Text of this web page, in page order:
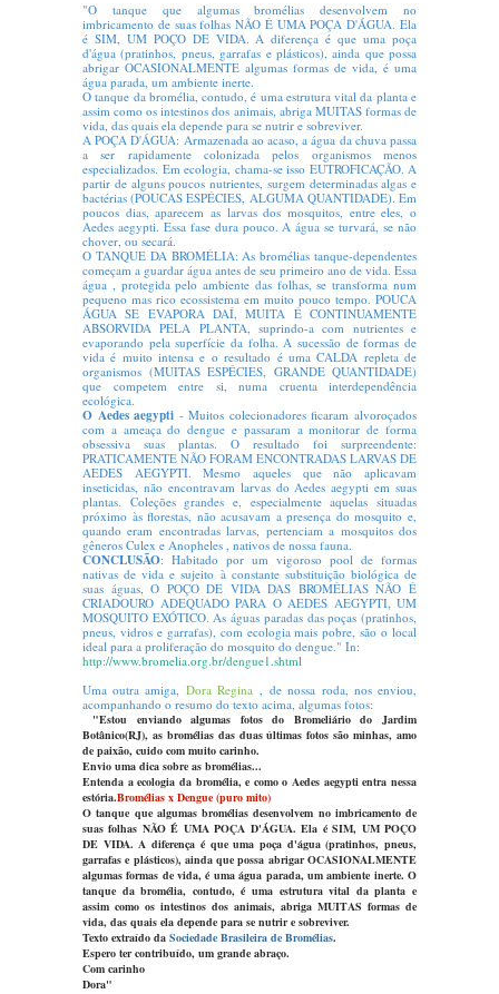
"O tanque que algumas bromélias desenvolvem no
imbricamento de suas folhas NÃO É UMA POÇA D'ÁGUA. Ela
é SIM, UM POÇO DE VIDA. A diferença é que uma poça
d'água (pratinhos, pneus, garrafas e plásticos), ainda que possa
abrigar OCASIONALMENTE algumas formas de vida, é uma
água parada, um ambiente inerte.
O tanque da bromélia, contudo, é uma estrutura vital da planta e
assim como os intestinos dos animais, abriga MUITAS formas de
vida, das quais ela depende para se nutrir e sobreviver.
A POÇA D'ÁGUA: Armazenada ao acaso, a água da chuva passa
a ser rapidamente colonizada pelos organismos menos
especializados. Em ecologia, chama-se isso EUTROFICAÇÃO. A
partir de alguns poucos nutrientes, surgem determinadas algas e
bactérias (POUCAS ESPÉCIES, ALGUMA QUANTIDADE). Em
poucos dias, aparecem as larvas dos mosquitos, entre eles, o
Aedes aegypti. Essa fase dura pouco. A água se turvará, se não
chover, ou secará.
O TANQUE DA BROMÉLIA: As bromélias tanque-dependentes
começam a guardar água antes de seu primeiro ano de vida. Essa
água , protegida pelo ambiente das folhas, se transforma num
pequeno mas rico ecossistema em muito pouco tempo. POUCA
ÁGUA SE EVAPORA DAÍ, MUITA É CONTINUAMENTE
ABSORVIDA PELA PLANTA, suprindo-a com nutrientes e
evaporando pela superfície da folha. A sucessão de formas de
vida é muito intensa e o resultado é uma CALDA repleta de
organismos (MUITAS ESPÉCIES, GRANDE QUANTIDADE)
que competem entre si, numa cruenta interdependência
ecológica.
O Aedes aegypti - Muitos colecionadores ficaram alvoroçados
com a ameaça do dengue e passaram a monitorar de forma
obsessiva suas plantas. O resultado foi surpreendente:
PRATICAMENTE NÃO FORAM ENCONTRADAS LARVAS DE
AEDES AEGYPTI. Mesmo aqueles que não aplicavam
inseticidas, não encontravam larvas do Aedes aegypti em suas
plantas. Coleções grandes e, especialmente aquelas situadas
próximo às florestas, não acusavam a presença do mosquito e,
quando eram encontradas larvas, pertenciam a mosquitos dos
gêneros Culex e Anopheles , nativos de nossa fauna.
CONCLUSÃO: Habitado por um vigoroso pool de formas
nativas de vida e sujeito à constante substituição biológica de
suas águas, O POÇO DE VIDA DAS BROMÉLIAS NÃO É
CRIADOURO ADEQUADO PARA O AEDES AEGYPTI, UM
MOSQUITO EXÓTICO. As águas paradas das poças (pratinhos,
pneus, vidros e garrafas), com ecologia mais pobre, são o local
ideal para a proliferação do mosquito do dengue." In:
http://www.bromelia.org.br/dengue1.shtml
Uma outra amiga, Dora Regina, de nossa roda, nos enviou,
acompanhando o resumo do texto acima, algumas fotos:
"Estou enviando algumas fotos do Bromeliário do Jardim
Botânico(RJ), as bromélias das duas últimas fotos são minhas, amo
de paixão, cuido com muito carinho.
Envio uma dica sobre as bromélias...
Entenda a ecologia da bromélia, e como o Aedes aegypti entra nessa
estória.Bromélias x Dengue (puro mito)
O tanque que algumas bromélias desenvolvem no imbricamento de
suas folhas NÃO É UMA POÇA D'ÁGUA. Ela é SIM, UM POÇO
DE VIDA. A diferença é que uma poça d'água (pratinhos, pneus,
garrafas e plásticos), ainda que possa abrigar OCASIONALMENTE
algumas formas de vida, é uma água parada, um ambiente inerte. O
tanque da bromélia, contudo, é uma estrutura vital da planta e
assim como os intestinos dos animais, abriga MUITAS formas de
vida, das quais ela depende para se nutrir e sobreviver.
Texto extraído da Sociedade Brasileira de Bromélias.
Espero ter contribuído, um grande abraço.
Com carinho
Dora"